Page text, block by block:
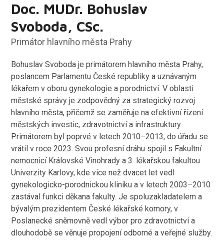
Doc. MUDr. Bohuslav
Svoboda, CSc.
Primátor hlavního města Prahy
Bohuslav Svoboda je primátorem hlavního města Prahy,
poslancem Parlamentu České republiky a uznávaným
lékařem v oboru gynekologie a porodnictví. V oblasti
městské správy je zodpovědný za strategický rozvoj
hlavního města, přičemž se zaměřuje na efektivní řízení
městských investic, zdravotnictví a infrastruktury.
Primátorem byl poprvé v letech 2010–2013, do úřadu se
vrátil v roce 2023. Svou profesní dráhu spojil s Fakultní
nemocnicí Královské Vinohrady a 3. lékařskou fakultou
Univerzity Karlovy, kde více než dvacet let vedl
gynekologicko-porodnickou kliniku a v letech 2003–2010
zastával funkci děkana fakulty. Je spoluzakladatelem a
bývalým prezidentem České lékařské komory, v
Poslanecké sněmovně vedl výbor pro zdravotnictví a
dlouhodobě se věnuje propojení odborné a veřejné služby.